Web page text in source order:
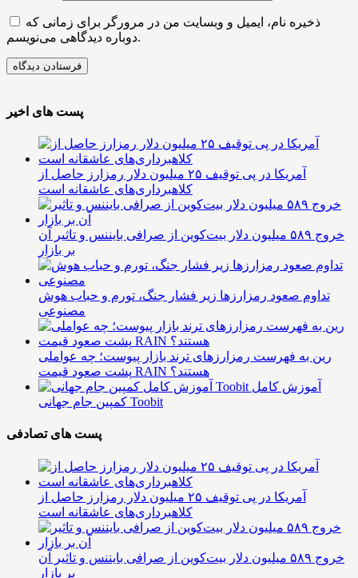
ذخیره نام، ایمیل و وبسایت من در مرورگر برای زمانی که
دوباره دیدگاهی می‌نویسم.
پست های اخیر
آمریکا در پی توقیف ۲۵ میلیون دلار رمزارز حاصل از
کلاهبرداری‌های عاشقانه است
خروج ۵۸۹ میلیون دلار بیت‌کوین از صرافی بایننس و تاثیر آن
بر بازار
تداوم صعود رمزارزها زیر فشار جنگ، تورم و حباب هوش
مصنوعی
رین به فهرست رمزارزهای ترند بازار پیوست؛ چه عواملی
پشت صعود قیمت RAIN هستند؟
آموزش کامل
کمپین جام جهانی Toobit
پست های تصادفی
آمریکا در پی توقیف ۲۵ میلیون دلار رمزارز حاصل از
کلاهبرداری‌های عاشقانه است
خروج ۵۸۹ میلیون دلار بیت‌کوین از صرافی بایننس و تاثیر آن
بر بازار